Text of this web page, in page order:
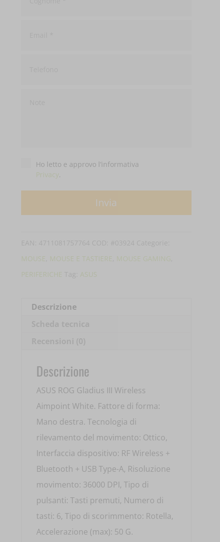
*
Ho letto e approvo l’informativa
Privacy.
MOUSE MOUSE E TASTIERE MOUSE GAMING
PERIFERICHE
Tag:ASUS
Descrizione
Descrizione
ASUS ROG Gladius III Wireless
Aimpoint White. Fattore di forma:
Mano destra. Tecnologia di
rilevamento del movimento: Ottico,
Interfaccia dispositivo: RF Wireless +
Bluetooth + USB Type-A, Risoluzione
movimento: 36000 DPI, Tipo di
pulsanti: Tasti premuti, Numero di
tasti: 6, Tipo di scorimmento: Rotella,
Accelerazione (max): 50 G.